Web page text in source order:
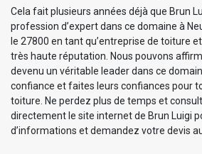
Cela fait plusieurs années déjà que Brun
profession d’expert dans ce domaine à
le 27800 en tant qu’entreprise de toiture
très haute réputation. Nous pouvons
devenu un véritable leader dans ce
confiance et faites leurs confiances pour
toiture. Ne perdez plus de temps et
directement le site internet de Brun Luigi
d’informations et demandez votre devis